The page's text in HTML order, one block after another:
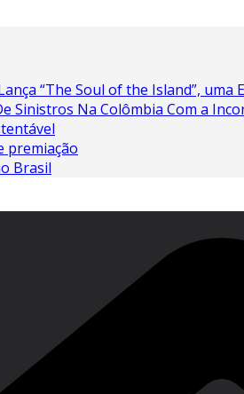
“The Soul of the Island”, uma
Sinistros Na Colômbia Com a
premiação
Brasil